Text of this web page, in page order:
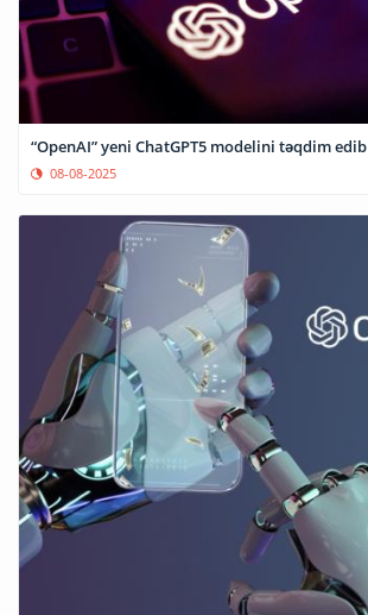
“OpenAI” yeni ChatGPT5 modelini təqdim edib
08-08-2025